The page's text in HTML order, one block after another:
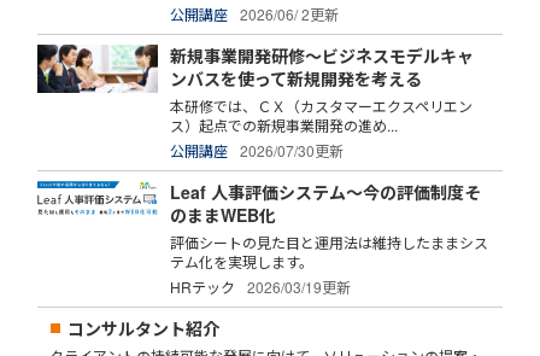
公開講座
2026/06/ 2更新
新規事業開発研修～ビジネスモデルキャ
ンバスを使って新規開発を考える
本研修では、ＣＸ（カスタマーエクスペリエン
ス）起点での新規事業開発の進め...
公開講座
2026/07/30更新
Leaf 人事評価システム～今の評価制度そ
のままWEB化
評価シートの見た目と運用法は維持したままシス
テム化を実現します。
HRテック
2026/03/19更新
コンサルタント紹介